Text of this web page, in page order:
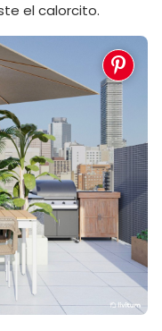
el calorcito.